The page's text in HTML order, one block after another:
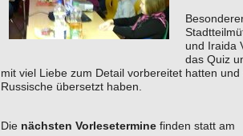
und Iraida
das Quiz
mit viel Liebe zum Detail vorbereitet hatten
Russische übersetzt haben.
Die nächsten Vorlesetermine finden statt am